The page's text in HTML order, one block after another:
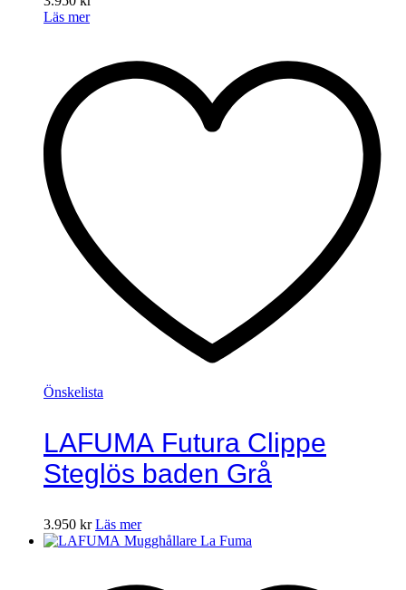
Läs mer
Önskelista
LAFUMA Futura Clippe
Steglös baden Grå
3.950 kr Läs mer